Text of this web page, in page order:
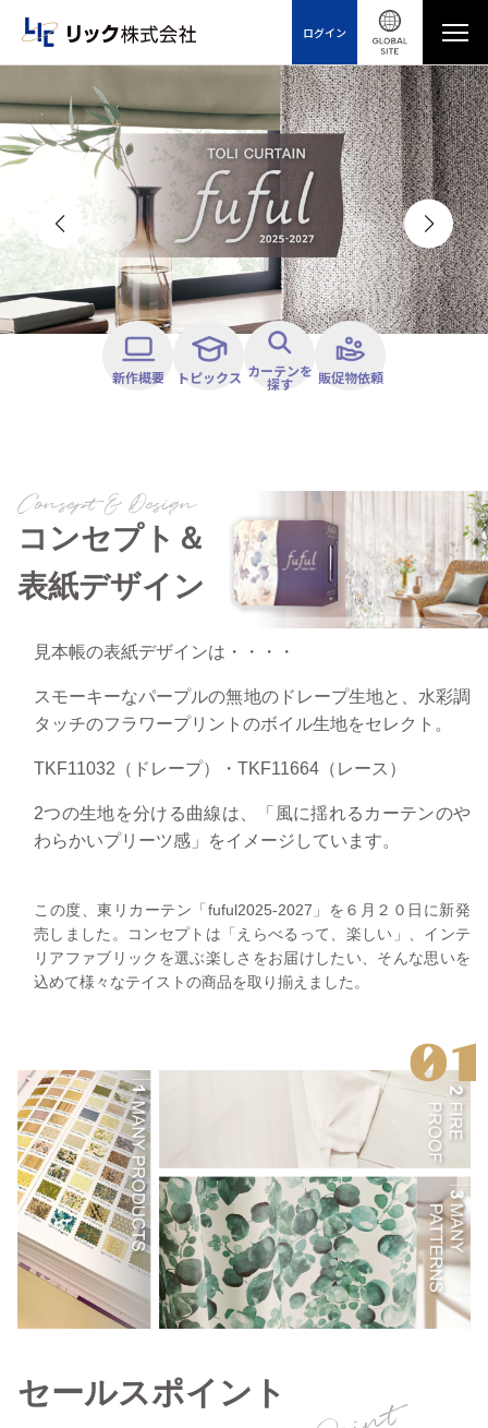
ログイン
新作概要 トピックス カーテンを
探す 販促物依頼
コンセプト＆
表紙デザイン
見本帳の表紙デザインは・・・・
スモーキーなパープルの無地のドレープ生地と、 水彩調
タッチのフラワープリントのボイル生地をセレクト。
TKF11032（ドレープ）・TKF11664（レース）
2つの生地を分ける曲線は、
「風に揺れるカーテンのや
わらかいプリーツ感」をイメージしています。
この度、東リカーテン「fuful2025-2027」を６月２０日に新発
売しました。コンセプトは「えらべるって、楽しい」、 インテ
リアファブリックを選ぶ楽しさをお届けしたい、そんな思いを
込めて様々なテイストの商品を取り揃えました。
セールスポイント